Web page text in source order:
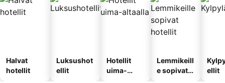
Halvat
hotellit
Luksushot
ellit
Hotellit
uima-
Lemmikeill
e sopivat
ellit